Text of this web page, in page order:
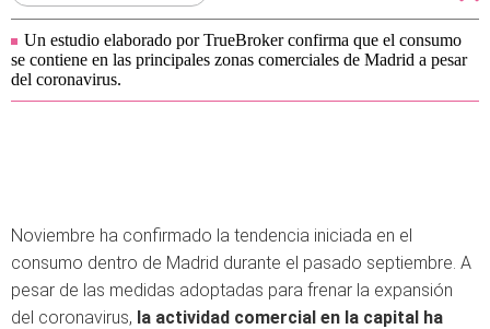
Un estudio elaborado por TrueBroker confirma que el consumo
se contiene en las principales zonas comerciales de Madrid a pesar
del coronavirus.
Noviembre ha confirmado la tendencia iniciada en el
consumo dentro de Madrid durante el pasado septiembre. A
pesar de las medidas adoptadas para frenar la expansión
del coronavirus, la actividad comercial en la capital ha